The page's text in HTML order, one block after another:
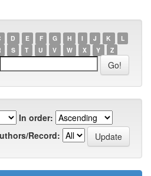
D E F G H I J K
L
S T U V W X Y Z
In order:
Record: